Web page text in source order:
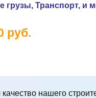
грузы, Транспорт, и
руб.
нашего